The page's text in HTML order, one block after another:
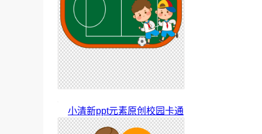
小清新ppt元素原创校园卡通